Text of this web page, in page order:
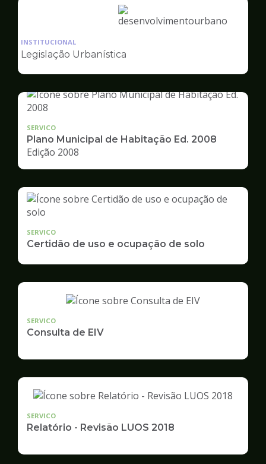
Ilustração
Desenvolvimento
Urbano
INSTITUCIONAL
Legislação Urbanística
SERVICO
Plano Municipal de Habitação Ed. 2008
Edição 2008
SERVICO
Certidão de uso e ocupação de solo
SERVICO
Consulta de EIV
SERVICO
Relatório - Revisão LUOS 2018